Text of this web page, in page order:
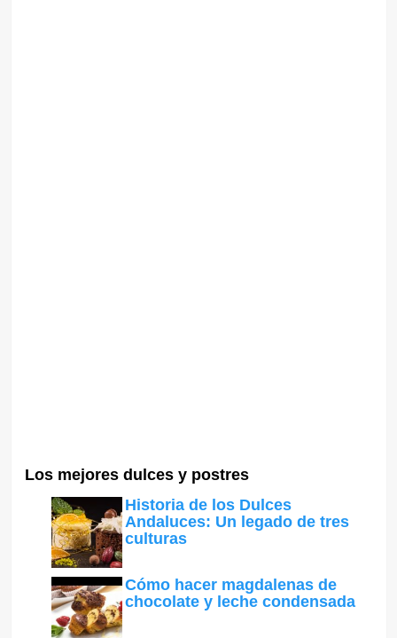
Los mejores dulces y postres
Historia de los Dulces
Andaluces: Un legado de tres
culturas
Cómo hacer magdalenas de
chocolate y leche condensada